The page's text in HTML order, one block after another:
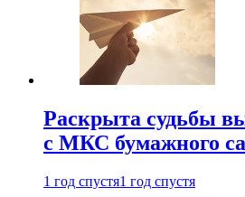
Раскрыта судьбы
с МКС бумажного
1 год спустя1 год спустя